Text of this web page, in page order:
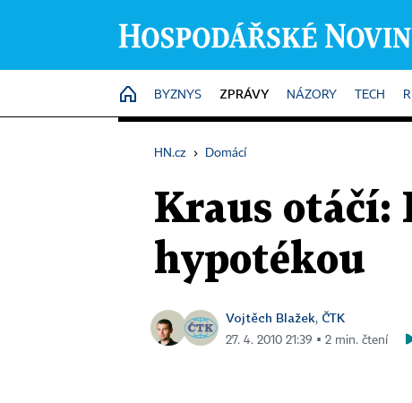
HOME
BYZNYS ZPRÁVY NÁZORY TECH
HN.cz › Domácí
Kraus otáčí:
hypotékou
Vojtěch Blažek, ČTK
27. 4. 2010 21:39 ▪ 2 min. čtení